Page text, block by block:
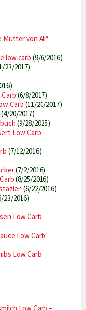
Mutter von Ali“
low carb (9/6/2016)
23/2017)
(6/8/2017)
Carb (11/20/2017)
(4/20/2017)
(9/28/2025)
Low Carb
(7/12/2016)
(7/2/2016)
(8/25/2016)
(6/22/2016)
23/2016)
Low Carb
Low Carb
Low Carb
Low Carb –